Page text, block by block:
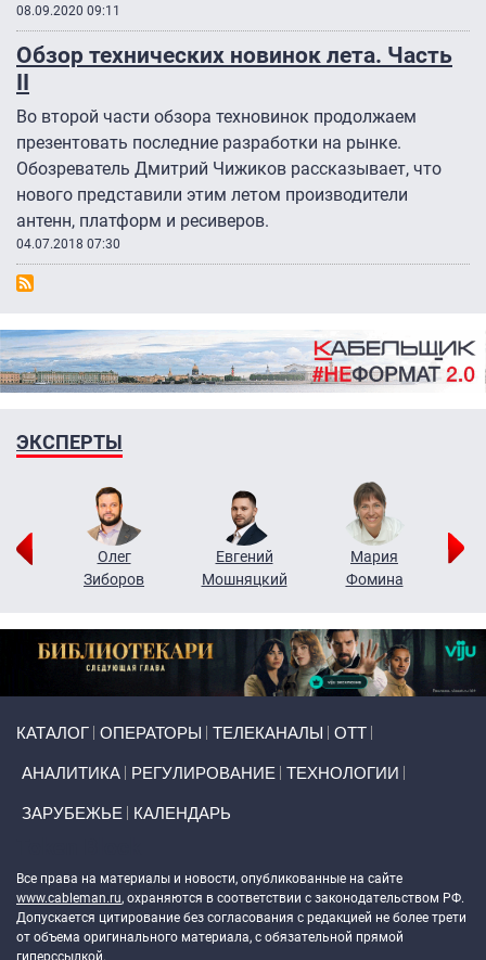
08.09.2020 09:11
Обзор технических новинок лета. Часть
II
Во второй части обзора техновинок продолжаем
презентовать последние разработки на рынке.
Обозреватель Дмитрий Чижиков рассказывает, что
нового представили этим летом производители
антенн, платформ и ресиверов.
04.07.2018 07:30
ЭКСПЕРТЫ
Олег
Зиборов
Евгений
Мошняцкий
Мария
Фомина
КАТАЛОГ ОПЕРАТОРЫ ТЕЛЕКАНАЛЫ ОТТ
АНАЛИТИКА РЕГУЛИРОВАНИЕ ТЕХНОЛОГИИ
ЗАРУБЕЖЬЕ КАЛЕНДАРЬ
Все права на материалы и новости, опубликованные на сайте
www.cableman.ru, охраняются в соответствии с законодательством РФ.
Допускается цитирование без согласования с редакцией не более трети
от объема оригинального материала, с обязательной прямой
гиперссылкой.